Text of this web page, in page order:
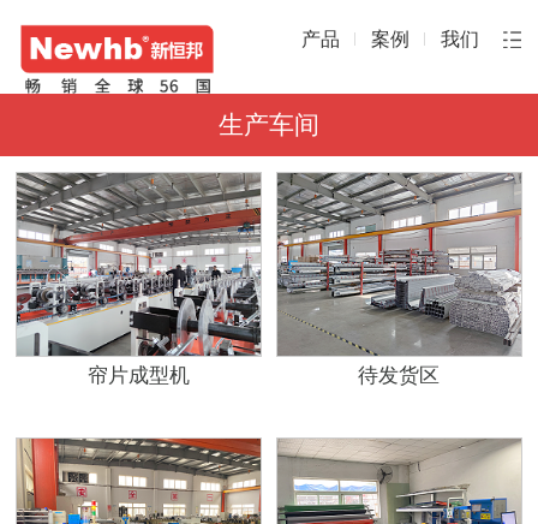
产品 案例 我们
生产车间
帘片成型机 待发货区